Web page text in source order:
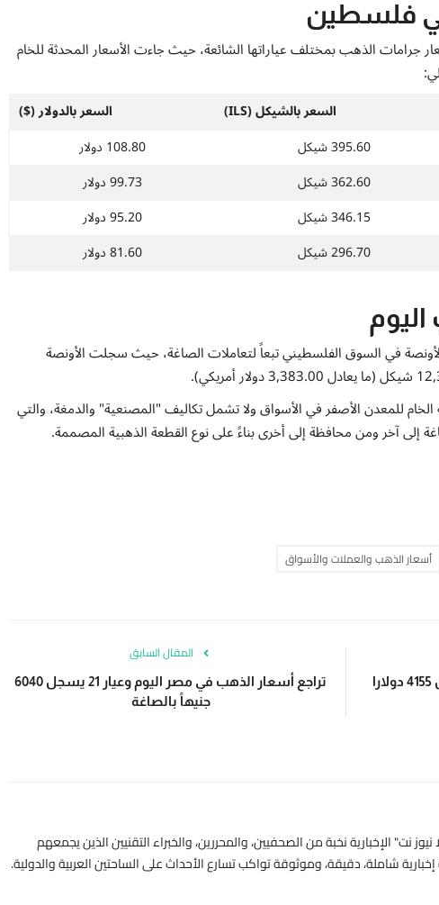
فلسطين
جرامات الذهب بمختلف عياراتها الشائعة، حيث جاءت الأسعار المحدثة للخام
السعر بالشيكل (ILS)
السعر بالدولار ($)
395.60 شيكل
108.80 دولار
362.60 شيكل
99.73 دولار
346.15 شيكل
95.20 دولار
296.70 شيكل 81.60 دولار
في السوق الفلسطيني تبعاً لتعاملات الصاغة، حيث سجلت الأونصة
الخام للمعدن الأصفر في الأسواق ولا تشمل تكاليف "المصنعية" والدمغة، والتي
إلى آخر ومن محافظة إلى أخرى بناءً على نوع القطعة الذهبية المصممة.
أسعار الذهب والعملات والأسواق
المقال السابق
تراجع أسعار الذهب في مصر اليوم وعيار 21 يسجل 6040
جنيهاً بالصاغة
تراجع الذهب العالمي لليوم الثالث ويسجل 4155 دولارا
نت" الإخبارية نخبة من الصحفيين، والمحررين، والخبراء التقنيين الذين يجمعهم
شاملة، دقيقة، وموثوقة تواكب تسارع الأحداث على الساحتين العربية والدولية.